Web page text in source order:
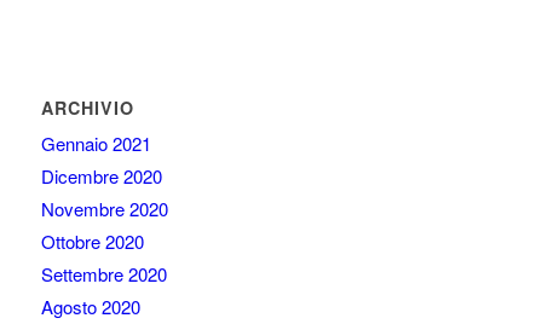
ARCHIVIO
Gennaio 2021
Dicembre 2020
Novembre 2020
Ottobre 2020
Settembre 2020
Agosto 2020